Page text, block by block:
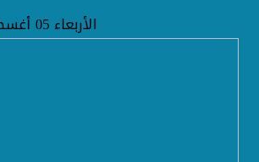
الأربعاء 05 أغسطس 2026 08:57 مساءً